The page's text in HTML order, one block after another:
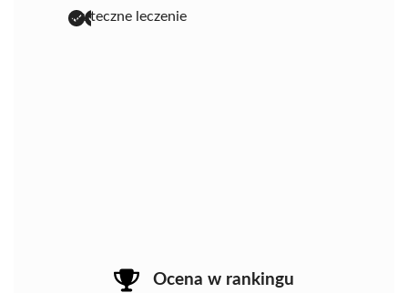
skuteczne leczenie
Ocena w rankingu